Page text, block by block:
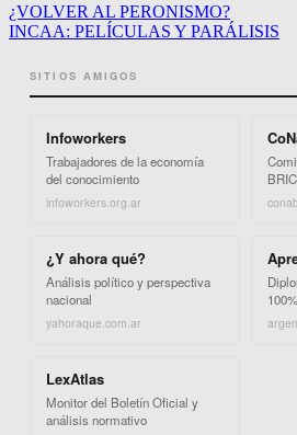
¿VOLVER AL PERONISMO?
INCAA: PELÍCULAS Y PARÁLISIS
SITIOS AMIGOS
Infoworkers
Trabajadores de la economía
del conocimiento
infoworkers.org.ar
¿Y ahora qué?
Análisis político y perspectiva
nacional
yahoraque.com.ar
LexAtlas
Monitor del Boletín Oficial y
análisis normativo